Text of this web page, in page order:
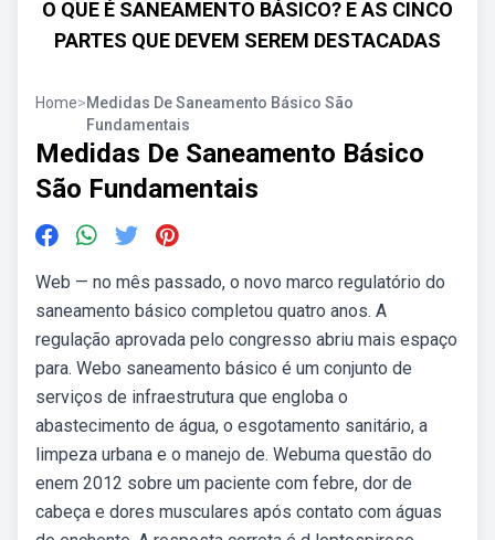
O QUE É SANEAMENTO BÁSICO? E AS CINCO
PARTES QUE DEVEM SEREM DESTACADAS
Home>Medidas De Saneamento Básico São
Fundamentais
Medidas De Saneamento Básico
São Fundamentais
Web — no mês passado, o novo marco regulatório do
saneamento básico completou quatro anos. A
regulação aprovada pelo congresso abriu mais espaço
para. Webo saneamento básico é um conjunto de
serviços de infraestrutura que engloba o
abastecimento de água, o esgotamento sanitário, a
limpeza urbana e o manejo de. Webuma questão do
enem 2012 sobre um paciente com febre, dor de
cabeça e dores musculares após contato com águas